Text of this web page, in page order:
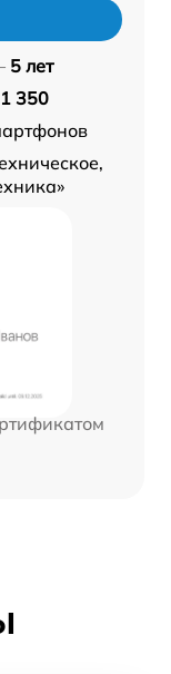
5 лет
1 350